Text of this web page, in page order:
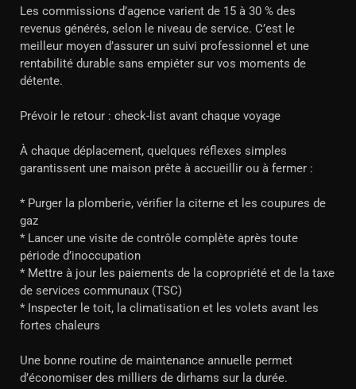
Les commissions d’agence varient de 15 à 30 % des
revenus générés, selon le niveau de service. C’est le
meilleur moyen d’assurer un suivi professionnel et une
rentabilité durable sans empiéter sur vos moments de
détente.
Prévoir le retour : check-list avant chaque voyage
À chaque déplacement, quelques réflexes simples
garantissent une maison prête à accueillir ou à fermer :
* Purger la plomberie, vérifier la citerne et les coupures de
gaz
* Lancer une visite de contrôle complète après toute
période d’inoccupation
* Mettre à jour les paiements de la copropriété et de la taxe
de services communaux (TSC)
* Inspecter le toit, la climatisation et les volets avant les
fortes chaleurs
Une bonne routine de maintenance annuelle permet
d’économiser des milliers de dirhams sur la durée.